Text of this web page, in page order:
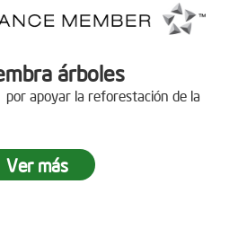
árboles
por apoyar la reforestación de la
Aguas Vivas
Ver más